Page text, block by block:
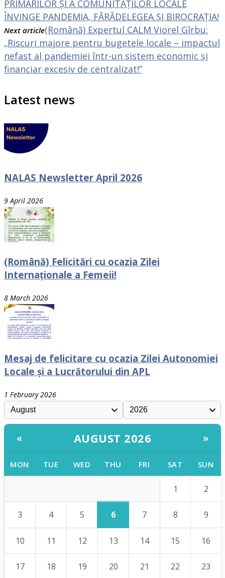
PRIMARILOR ȘI A COMUNITĂȚILOR LOCALE
ÎNVINGE PANDEMIA, FĂRĂDELEGEA ȘI BIROCRAȚIA!
Next article(Română) Expertul CALM Viorel Gîrbu:
„Riscuri majore pentru bugetele locale – impactul
nefast al pandemiei într-un sistem economic și
financiar excesiv de centralizat!”
Latest news
NALAS Newsletter April 2026
9 April 2026
(Română) Felicitări cu ocazia Zilei
Internaționale a Femeii!
8 March 2026
Mesaj de felicitare cu ocazia Zilei Autonomiei
Locale și a Lucrătorului din APL
1 February 2026
« AUGUST 2026 »
MON TUE WED THU FRI SAT SUN
1 2
3 4 5 6 7 8 9
10 11 12 13 14 15 16
17 18 19 20 21 22 23